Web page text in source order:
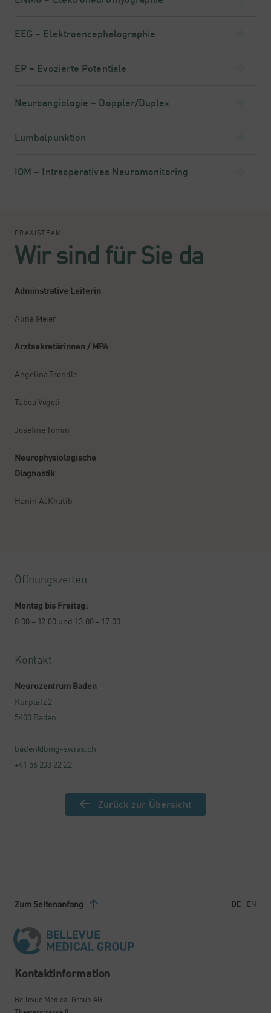
EEG – Elektroencephalographie
EP – Evozierte Potentiale
Neuroangiologie – Doppler/Duplex
Lumbalpunktion
IOM – Intraoperatives Neuromonitoring
PRAXISTEAM
Wir sind für Sie da
Adminstrative Leiterin
Alina Meier
Arztsekretärinnen / MPA
Angelina Tröndle
Tabea Vögeli
Josefine Tomin
Neurophysiologische
Diagnostik
Hanin Al Khatib
Öffnungszeiten
Montag bis Freitag:
8.00 – 12.00 und 13.00 – 17.00
Kontakt
Neurozentrum Baden
Kurplatz 2
5400 Baden
baden@bmg-swiss.ch
+41 56 203 22 22
Zurück zur Übersicht
Zum Seitenanfang DE EN
Kontaktinformation
Bellevue Medical Group AG